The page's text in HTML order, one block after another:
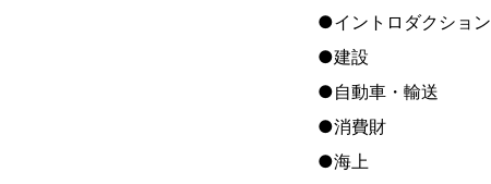
●イントロダクション
●建設
●自動車・輸送
●消費財
●海上